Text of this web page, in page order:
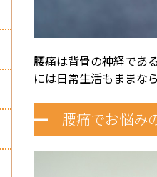
腰痛は背骨の神経であ
には日常生活もままな
腰痛でお悩み